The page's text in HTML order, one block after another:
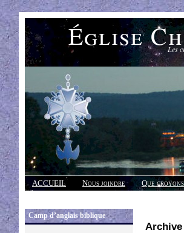
Église Les
ACCUEIL Nous joindre Que
Réponses
Camp d’anglais biblique
Archive